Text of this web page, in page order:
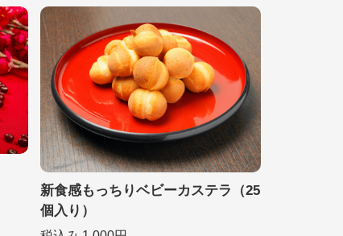
新食感もっちりベビーカステラ（25
個入り）